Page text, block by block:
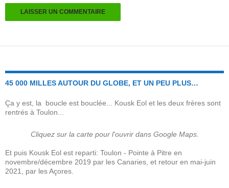
45 000 MILLES AUTOUR DU GLOBE, ET UN PEU PLUS…
Ça y est, la boucle est bouclée... Kousk Eol et les deux frères sont
rentrés à Toulon...
Cliquez sur la carte pour l'ouvrir dans Google Maps.
Et puis Kousk Eol est reparti: Toulon - Pointe à Pitre en
novembre/décembre 2019 par les Canaries, et retour en mai-juin
2021, par les Açores.